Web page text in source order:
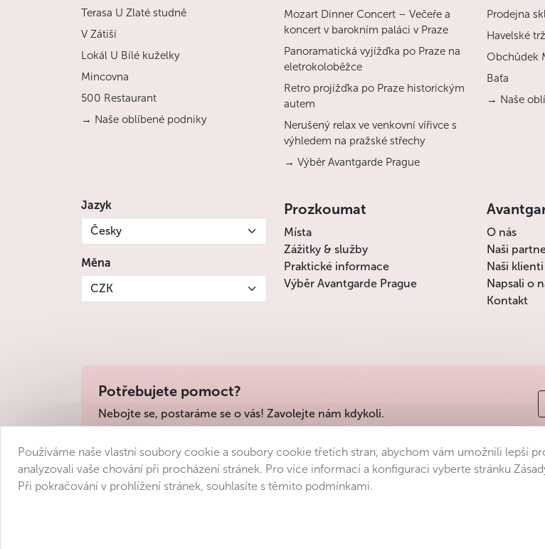
Terasa U Zlaté studně
V Zátiší
Lokál U Bílé kuželky
Mincovna
500 Restaurant
→ Naše oblíbené podniky
Mozart Dinner Concert – Večeře a
koncert v barokním paláci v Praze
Panoramatická vyjížďka po Praze na
eletrokoloběžce
Retro projížďka po Praze historickým
autem
Nerušený relax ve venkovní vířivce s
výhledem na pražské střechy
→ Výběr Avantgarde Prague
Prodejna
Havelské
Obchůdek
Baťa
→ Naše
Jazyk
Česky
Měna
CZK
Prozkoumat
Místa
Zážitky & služby
Praktické informace
Výběr Avantgarde Prague
O nás
Naši
Naši klienti
Napsali o
Kontakt
Potřebujete pomoct?
Nebojte se, postaráme se o vás! Zavolejte nám kdykoli.
Obchodní podmínky Ochrana osobních údajů Prohlášení o přístupnosti Manage
Používáme naše vlastní soubory cookie a soubory cookie třetích stran, abychom vám umožnili lepší
analyzovali vaše chování při procházení stránek. Pro více informací a konfiguraci vyberte stránku
Při pokračování v prohlížení stránek, souhlasíte s těmito podmínkami.